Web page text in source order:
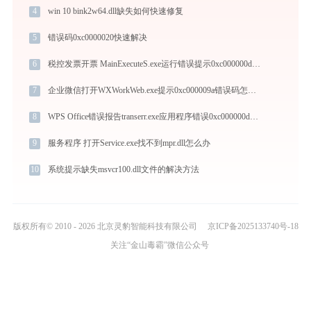
4 win 10 bink2w64.dll缺失如何快速修复
5 错误码0xc0000020快速解决
6 税控发票开票 MainExecuteS.exe运行错误提示0xc000000d的解决办法
7 企业微信打开WXWorkWeb.exe提示0xc000009a错误码怎么办
8 WPS Office错误报告transerr.exe应用程序错误0xc000000d解决方法
9 服务程序 打开Service.exe找不到mpr.dll怎么办
10 系统提示缺失msvcr100.dll文件的解决方法
版权所有© 2010 - 2026 北京灵豹智能科技有限公司
京ICP备2025133740号-18
关注“金山毒霸”微信公众号